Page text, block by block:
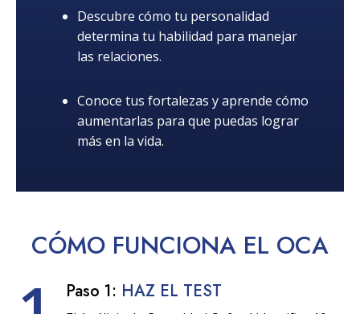
Descubre cómo tu personalidad
determina tu habilidad para manejar
las relaciones.
Conoce tus fortalezas y aprende cómo
aumentarlas para que puedas lograr
más en la vida.
CÓMO FUNCIONA EL OCA
Paso 1: HAZ EL TEST